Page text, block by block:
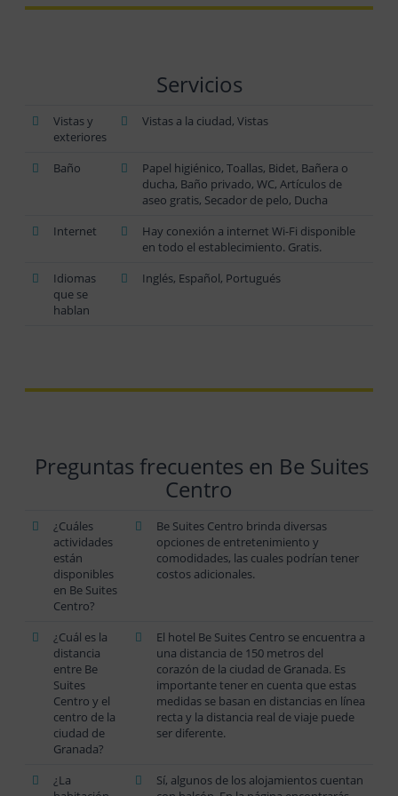
Servicios
Vistas y
exteriores
Vistas a la ciudad, Vistas
Baño
Papel higiénico, Toallas, Bidet, Bañera o
ducha, Baño privado, WC, Artículos de
aseo gratis, Secador de pelo, Ducha
Internet
Hay conexión a internet Wi-Fi disponible
en todo el establecimiento. Gratis.
Idiomas
que se
hablan
Inglés, Español, Portugués
Preguntas frecuentes en Be Suites
Centro
¿Cuáles
actividades
están
disponibles
en Be Suites
Centro?
Be Suites Centro brinda diversas
opciones de entretenimiento y
comodidades, las cuales podrían tener
costos adicionales.
¿Cuál es la
distancia
entre Be
Suites
Centro y el
centro de la
ciudad de
Granada?
El hotel Be Suites Centro se encuentra a
una distancia de 150 metros del
corazón de la ciudad de Granada. Es
importante tener en cuenta que estas
medidas se basan en distancias en línea
recta y la distancia real de viaje puede
ser diferente.
¿La
Sí, algunos de los alojamientos cuentan